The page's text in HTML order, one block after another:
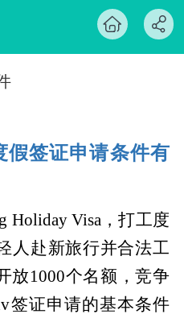
假签证申请条件有
Holiday Visa，打工度
人赴新旅行并合法工
放1000个名额，竞争
签证申请的基本条件